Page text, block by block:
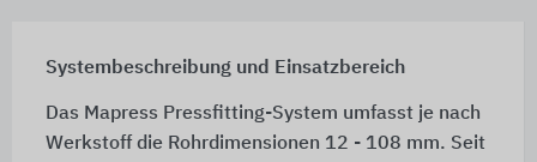
Systembeschreibung und Einsatzbereich
Das Mapress Pressfitting-System umfasst je nach
Werkstoff die Rohrdimensionen 12 - 108 mm. Seit